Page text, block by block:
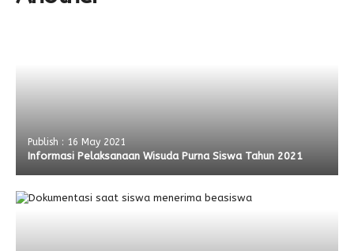
Publish : 16 May 2021
Informasi Pelaksanaan Wisuda Purna Siswa Tahun 2021